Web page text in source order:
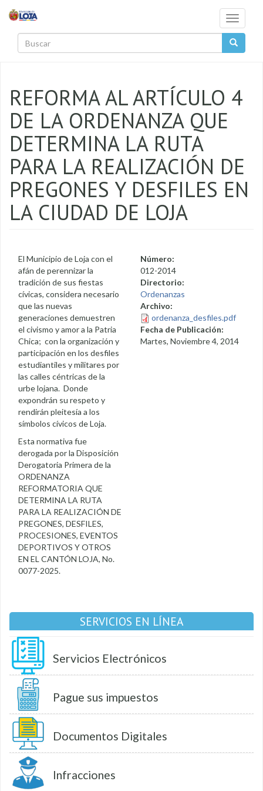
Toggle
REFORMA AL ARTÍCULO 4
DE LA ORDENANZA QUE
DETERMINA LA RUTA
PARA LA REALIZACIÓN DE
PREGONES Y DESFILES EN
LA CIUDAD DE LOJA
El Municipio de Loja con el
afán de perennizar la
tradición de sus fiestas
cívicas, considera necesario
que las nuevas
generaciones demuestren
el civismo y amor a la Patria
Chica; con la organización y
participación en los desfiles
estudiantiles y militares por
las calles céntricas de la
urbe lojana. Donde
expondrán su respeto y
rendirán pleitesía a los
símbolos cívicos de Loja.
Esta normativa fue
derogada por la Disposición
Derogatoria Primera de la
ORDENANZA
REFORMATORIA QUE
DETERMINA LA RUTA
PARA LA REALIZACIÓN DE
PREGONES, DESFILES,
PROCESIONES, EVENTOS
DEPORTIVOS Y OTROS
EN EL CANTÓN LOJA, No.
0077-2025.
Número:
012-2014
Directorio:
Ordenanzas
Archivo:
ordenanza_desfiles.pdf
Fecha de Publicación:
Martes, Noviembre 4, 2014
SERVICIOS EN LÍNEA
Servicios Electrónicos
Pague sus impuestos
Documentos Digitales
Infracciones